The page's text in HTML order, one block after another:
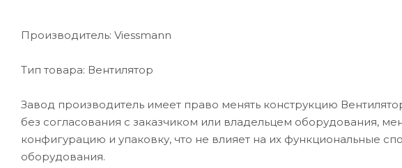
Производитель: Viessmann
Тип товара: Вентилятор
Завод производитель имеет право менять конструкцию
без согласования с заказчиком или владельцем оборудования,
конфигурацию и упаковку, что не влияет на их функциональные
оборудования.